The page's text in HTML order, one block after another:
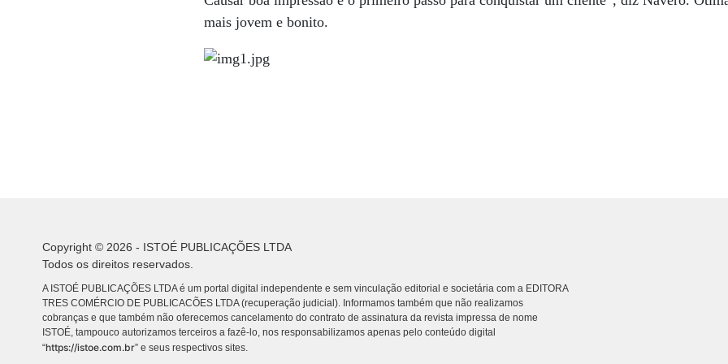
mais jovem e bonito.
Copyright © 2026 - ISTOÉ PUBLICAÇÕES LTDA
Todos os direitos reservados.
A ISTOÉ PUBLICAÇÕES LTDA é um portal digital independente e sem vinculação editorial e societária com a EDITORA
TRES COMÉRCIO DE PUBLICACÕES LTDA (recuperação judicial). Informamos também que não realizamos
cobranças e que também não oferecemos cancelamento do contrato de assinatura da revista impressa de nome
ISTOÉ, tampouco autorizamos terceiros a fazê-lo, nos responsabilizamos apenas pelo conteúdo digital
“https://istoe.com.br” e seus respectivos sites.